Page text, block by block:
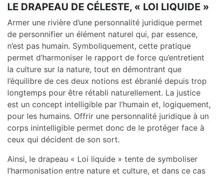
LE DRAPEAU DE CÉLESTE, « LOI LIQUIDE »
Armer une rivière d’une personnalité juridique permet
de personnifier un élément naturel qui, par essence,
n’est pas humain. Symboliquement, cette pratique
permet d’harmoniser le rapport de force qu’entretient
la culture sur la nature, tout en démontrant que
l’équilibre de ces deux notions est ébranlé depuis trop
longtemps pour être rétabli naturellement. La justice
est un concept intelligible par l’humain et, logiquement,
pour les humains. Offrir une personnalité juridique à un
corps inintelligible permet donc de le protéger face à
ceux qui décident de son sort.
Ainsi, le drapeau « Loi liquide » tente de symboliser
l’harmonisation entre nature et culture, et dans ce cas